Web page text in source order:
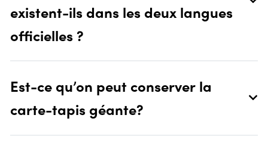
existent-ils dans les deux langues
officielles ?
Est-ce qu’on peut conserver la
carte-tapis géante?